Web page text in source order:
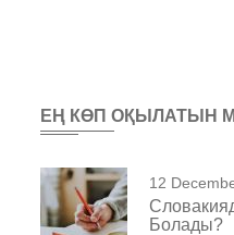
ЕҢ КӨП ОҚЫЛАТЫН
12
Болады?